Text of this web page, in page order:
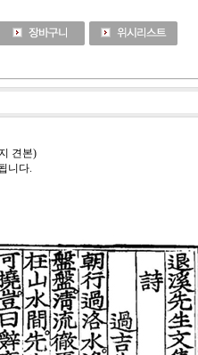
견본)
니다.